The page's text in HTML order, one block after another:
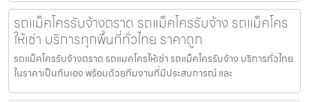
รถแม็คโครรับจ้างตราด รถแม็คโครรับจ้าง รถแม็คโคร
ให้เช่า บริการทุกพื้นที่ทั่วไทย ราคาถูก
รถแม็คโครรับจ้างตราด รถแมคโครให้เช่า รถแม็คโครรับจ้าง บริการทั่วไทย
ในราคาเป็นกันเอง พร้อมด้วยทีมงานที่มีประสบการณ์ และ